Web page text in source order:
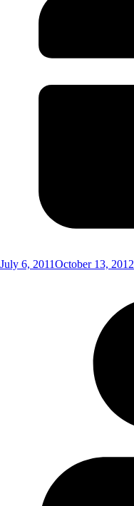
July 6, 2011October 13, 2012